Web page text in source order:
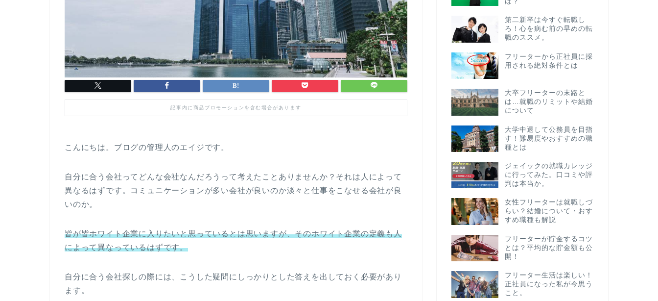
記事内に商品プロモーションを含む場合があります
こんにちは。ブログの管理人のエイジです。
自分に合う会社ってどんな会社なんだろうって考えたことありませんか？それは人によって
異なるはずです。コミュニケーションが多い会社が良いのか淡々と仕事をこなせる会社が良
いのか。
皆が皆ホワイト企業に入りたいと思っているとは思いますが、そのホワイト企業の定義も人
によって異なっているはずです。
自分に合う会社探しの際には、こうした疑問にしっかりとした答えを出しておく必要があり
ます。
第二新卒は今すぐ転職し
ろ！心を病む前の早めの転
職のススメ。
フリーターから正社員に採
用される絶対条件とは
大卒フリーターの末路と
は…就職のリミットや結婚
について
大学中退して公務員を目指
す！難易度やおすすめの職
種とは
ジェイックの就職カレッジ
に行ってみた。口コミや評
判は本当か。
女性フリーターは就職しづ
らい？結婚について・おす
すめ職種も解説
フリーターが貯金するコツ
とは？平均的な貯金額も公
開！
フリーター生活は楽しい！
正社員になった私が今思う
こと。